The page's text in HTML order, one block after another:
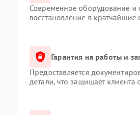
Современное оборудование и
восстановление в
Гарантия на работы и
Предоставляется
детали, что защищает клиента